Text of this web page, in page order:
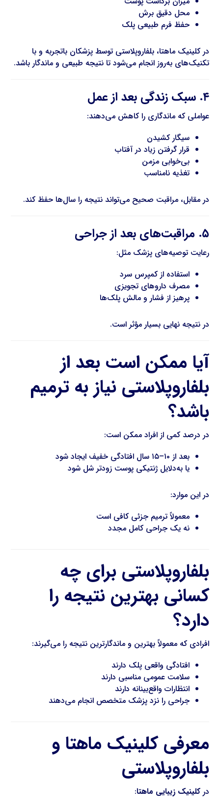
محل دقیق برش
حفظ فرم طبیعی پلک
در کلینیک ماهتا، بلفاروپلاستی توسط پزشکان باتجربه و با
تکنیک‌های به‌روز انجام می‌شود تا نتیجه طبیعی و ماندگار باشد.
۴. سبک زندگی بعد از عمل
عواملی که ماندگاری را کاهش می‌دهند:
سیگار کشیدن
قرار گرفتن زیاد در آفتاب
بی‌خوابی مزمن
تغذیه نامناسب
در مقابل، مراقبت صحیح می‌تواند نتیجه را سال‌ها حفظ کند.
۵. مراقبت‌های بعد از جراحی
رعایت توصیه‌های پزشک مثل:
استفاده از کمپرس سرد
مصرف داروهای تجویزی
پرهیز از فشار و مالش پلک‌ها
در نتیجه نهایی بسیار مؤثر است.
آیا ممکن است بعد از
بلفاروپلاستی نیاز به ترمیم
باشد؟
در درصد کمی از افراد ممکن است:
بعد از ۱۰–۱۵ سال افتادگی خفیف ایجاد شود
یا به‌دلایل ژنتیکی پوست زودتر شل شود
در این موارد:
معمولاً ترمیم جزئی کافی است
نه یک جراحی کامل مجدد
بلفاروپلاستی برای چه
کسانی بهترین نتیجه را
دارد؟
افرادی که معمولاً بهترین و ماندگارترین نتیجه را می‌گیرند:
افتادگی واقعی پلک دارند
سلامت عمومی مناسبی دارند
انتظارات واقع‌بینانه دارند
جراحی را نزد پزشک متخصص انجام می‌دهند
معرفی کلینیک ماهتا و
بلفاروپلاستی
درکلینیک زیبایی ماهتا: